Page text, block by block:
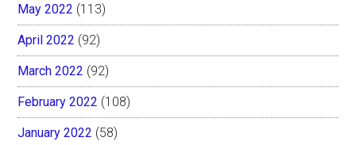
May 2022 (113)
April 2022 (92)
March 2022 (92)
February 2022 (108)
January 2022 (58)